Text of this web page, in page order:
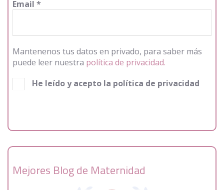
Email *
Mantenenos tus datos en privado, para saber más
puede leer nuestra política de privacidad.
He leído y acepto la política de privacidad
Mejores Blog de Maternidad